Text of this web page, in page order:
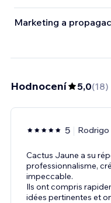
Marketing a
Hodnocení 5,0(18)
5 Rodrigo
Cactus Jaune a su
professionnalisme,
impeccable.
Ils ont compris
idées pertinentes et